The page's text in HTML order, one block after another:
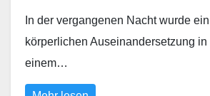
In der vergangenen Nacht wurde
körperlichen Auseinandersetzung
einem…